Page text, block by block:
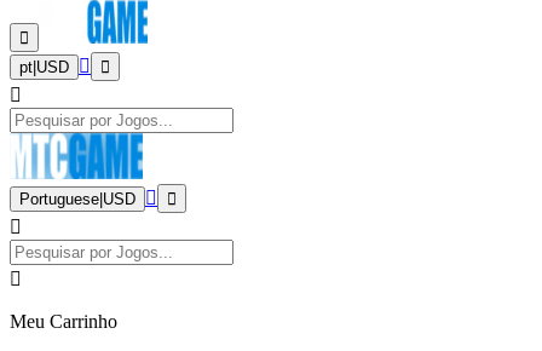
pt USD
Portuguese USD
Meu Carrinho